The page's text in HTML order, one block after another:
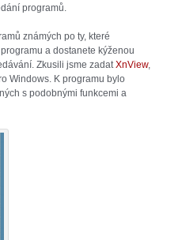
programů.
známých po ty, které
a dostanete kýženou
Zkusili jsme zadatXnView,
Windows. K programu bylo
s podobnými funkcemi a